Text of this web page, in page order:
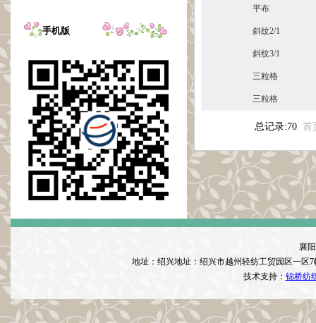
手机版
平布
斜纹2/1
斜纹3/1
三粒格
三粒格
总记录:70 首
襄
地址：绍兴地址：绍兴市越州轻纺工贸园区一区
技术支持： 锦桥纺